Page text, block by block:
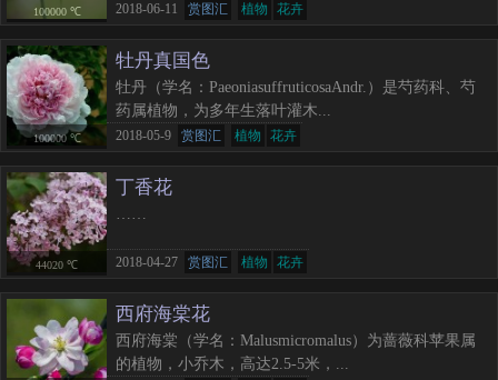
100000 ℃ 2018-06-11 赏图汇 植物 花卉
牡丹真国色
牡丹（学名：PaeoniasuffruticosaAndr.）是芍药科、芍
药属植物，为多年生落叶灌木...
100000 ℃ 2018-05-9 赏图汇 植物 花卉
丁香花
……
44020 ℃ 2018-04-27 赏图汇 植物 花卉
西府海棠花
西府海棠（学名：Malusmicromalus）为蔷薇科苹果属
的植物，小乔木，高达2.5-5米，...